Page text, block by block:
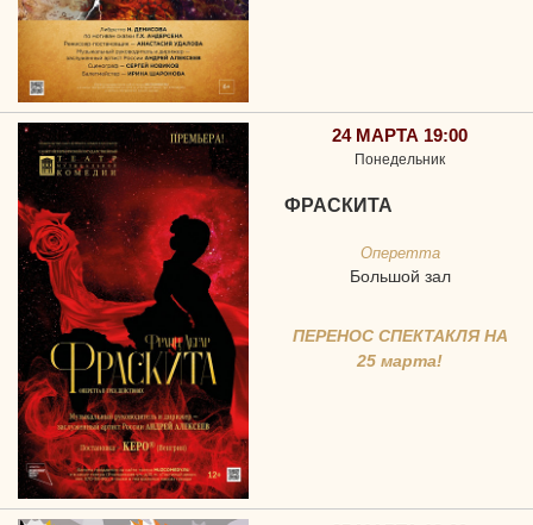
24 МАРТА 19:00
Понедельник
ФРАСКИТА
Оперетта
Большой зал
ПЕРЕНОС СПЕКТАКЛЯ НА
25 марта!